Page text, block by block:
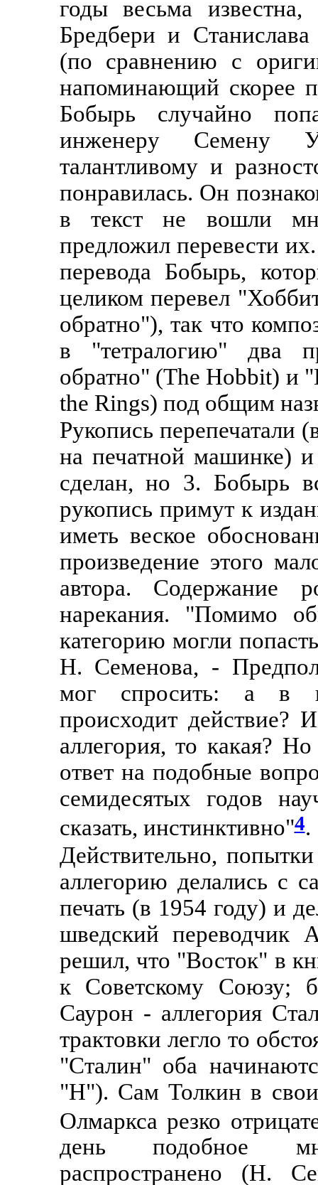
годы весьма
Бредбери и
(по сравнению с
напоминающий скорее
Бобырь случайно
инженеру Семену
талантливому и
понравилась. Он
в текст не вошли
предложил перевести
перевода Бобырь,
целиком перевел
обратно"), так что
в "тетралогию" два
обратно" (The Hobbit) и
the Rings) под общим
Рукопись перепечатали
на печатной машинке)
сделан, но 3. Бобырь
рукопись примут к
иметь веское
произведение этого
автора. Содержание
нарекания. "Помимо
категорию могли
Н. Семенова, -
мог спросить: а в
происходит действие?
аллегория, то какая?
ответ на подобные
семидесятых годов
сказать, инстинктивно"4.
Действительно,
аллегорию делались с
печать (в 1954 году) и
шведский переводчик
решил, что "Восток" в
к Советскому Союзу;
Саурон - аллегория
трактовки легло то
"Сталин" оба
"Н"). Сам Толкин в
Олмаркса резко
день подобное
распространено (Н.